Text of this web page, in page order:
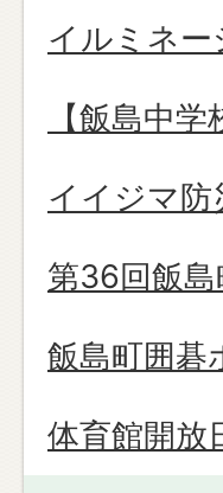
イルミネ
【飯島中
イイジマ防
第36回飯
飯島町囲碁
体育館開放